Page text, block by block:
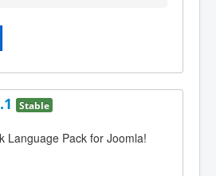
Stable
Language Pack for Joomla!